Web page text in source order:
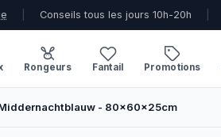
Conseils tous les jours 10h-20h
Rongeurs Fantail Promotions
- 80x60x25cm